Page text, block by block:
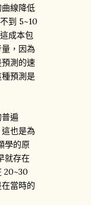
線降低
到 5~10
成本包
，因為
測的速
預測是
遍
也是為
學的原
就存在
20~30
當時的